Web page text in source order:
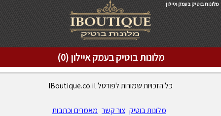
מלונות בוטיק בעמק איילון
מלונות בוטיק בעמק איילון (0)
כל הזכויות שמורות לפורטל IBoutique.co.il
מלונות בוטיק צור קשר מאמרים וכתבות